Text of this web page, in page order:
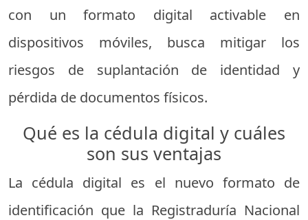
con un formato digital activable en
dispositivos móviles, busca mitigar los
riesgos de suplantación de identidad y
pérdida de documentos físicos.
Qué es la cédula digital y cuáles
son sus ventajas
La cédula digital es el nuevo formato de
identificación que la Registraduría Nacional